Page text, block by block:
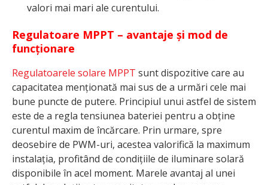
valori mai mari ale curentului.
Regulatoare MPPT – avantaje și mod de
funcționare
Regulatoarele solare MPPT sunt dispozitive care au
capacitatea menționată mai sus de a urmări cele mai
bune puncte de putere. Principiul unui astfel de sistem
este de a regla tensiunea bateriei pentru a obține
curentul maxim de încărcare. Prin urmare, spre
deosebire de PWM-uri, acestea valorifică la maximum
instalația, profitând de condițiile de iluminare solară
disponibile în acel moment. Marele avantaj al unei